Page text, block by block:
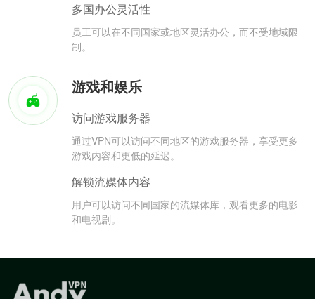
多国办公灵活性
员工可以在不同国家或地区灵活办公，而不受地域限
制。
游戏和娱乐
访问游戏服务器
通过VPN可以访问不同地区的游戏服务器，享受更多
游戏内容和更低的延迟。
解锁流媒体内容
用户可以访问不同国家的流媒体库，观看更多的电影
和电视剧。